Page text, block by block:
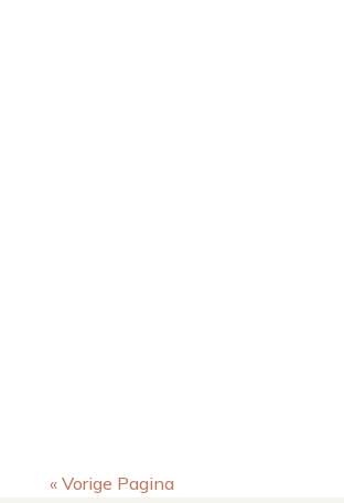
« Vorige Pagina